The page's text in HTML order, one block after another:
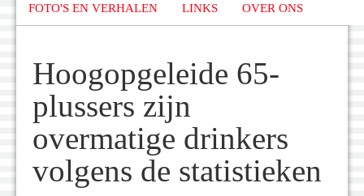
FOTO'S EN VERHALEN LINKS OVER ONS
Hoogopgeleide 65-
plussers zijn
overmatige drinkers
volgens de statistieken